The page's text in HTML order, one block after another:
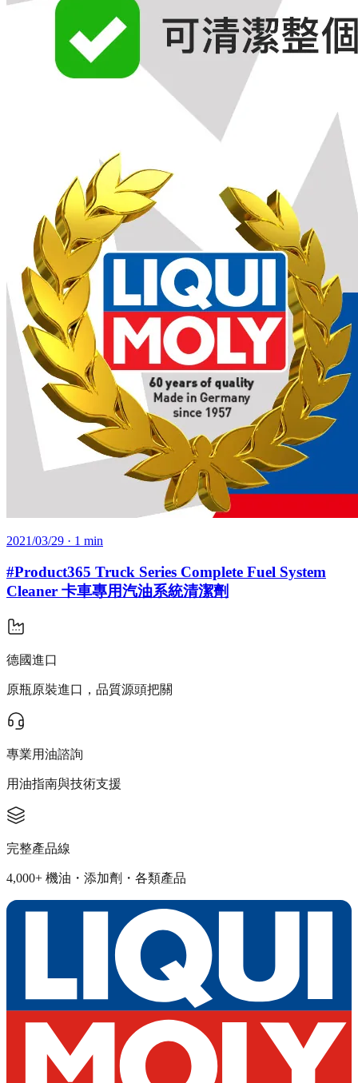
2021/03/29 · 1 min
#Product365 Truck Series Complete Fuel System
Cleaner 卡車專用汽油系統清潔劑
德國進口
原瓶原裝進口，品質源頭把關
專業用油諮詢
用油指南與技術支援
完整產品線
4,000+ 機油・添加劑・各類產品